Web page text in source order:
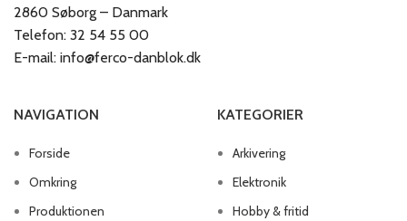
2860 Søborg – Danmark
Telefon: 32 54 55 00
E-mail: info@ferco-danblok.dk
NAVIGATION
Forside
Omkring
Produktionen
KATEGORIER
Arkivering
Elektronik
Hobby & fritid